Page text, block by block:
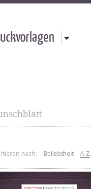
nach: Beliebtheit A-Z